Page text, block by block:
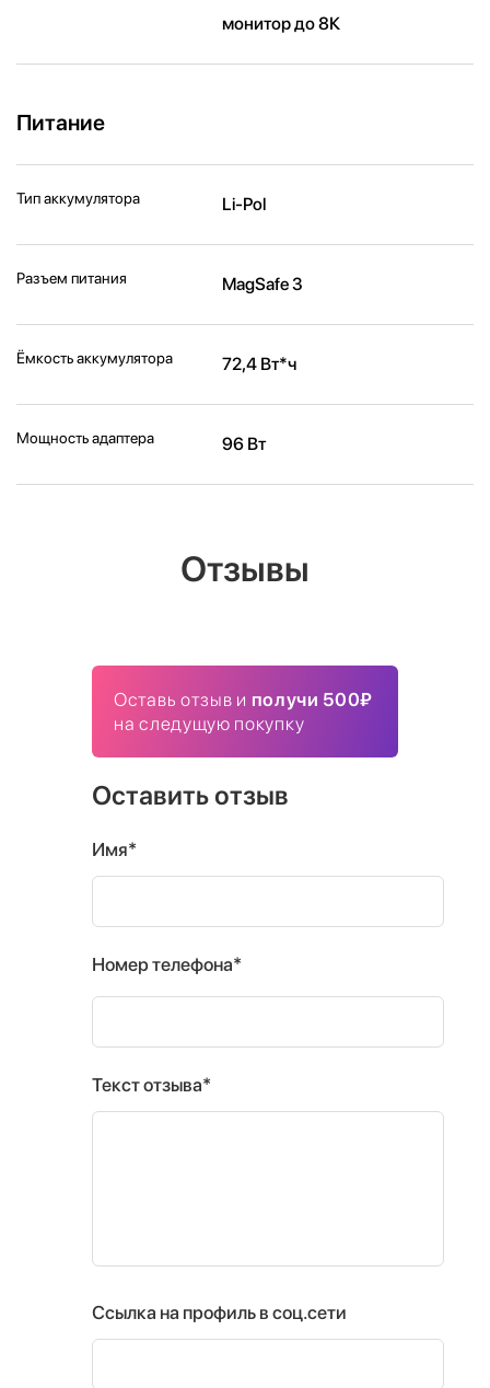
монитор до 8К
Питание
Тип аккумулятора Li-Pol
Разъем питания MagSafe 3
Ёмкость аккумулятора 72,4 Вт*ч
Мощность адаптера 96 Вт
Отзывы
Оставь отзыв и получи 500₽
на следущую покупку
Оставить отзыв
Имя*
Номер телефона*
Текст отзыва*
Ссылка на профиль в соц.сети